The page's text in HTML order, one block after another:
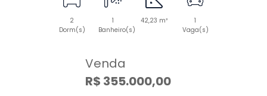
2
Dorm(s)
1
Banheiro(s)
42,23 m²
1
Vaga(s)
Venda
R$ 355.000,00